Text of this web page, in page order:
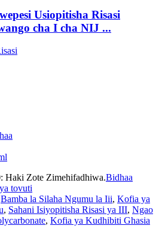
Usiopitisha Risasi
cha I cha NIJ ...
Zote Zimehifadhiwa.Bidhaa
tovuti
Bamba la Silaha Ngumu la Iii, Kofia ya
, Sahani Isiyopitisha Risasi ya III, Ngao
, Kofia ya Kudhibiti Ghasia